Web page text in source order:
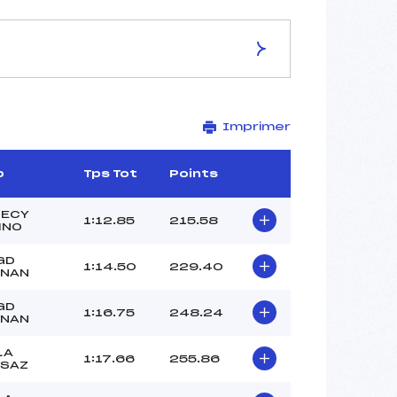
L'ETALE
1460
2438/02/09
Imprimer
Tps Tot Points
1:12.85 215.58
1:14.50 229.40
1:16.75 248.24
1:17.66 255.86